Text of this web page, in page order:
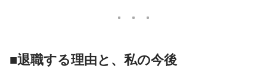
■退職する理由と、私の今後